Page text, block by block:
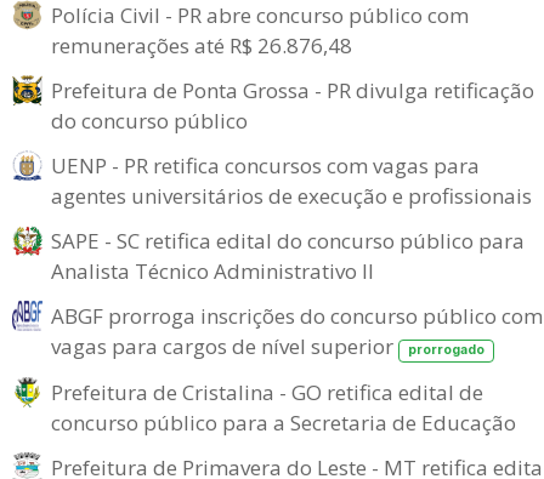
Polícia Civil - PR abre concurso público com
remunerações até R$ 26.876,48
Prefeitura de Ponta Grossa - PR divulga retificação
do concurso público
UENP - PR retifica concursos com vagas para
agentes universitários de execução e profissionais
SAPE - SC retifica edital do concurso público para
Analista Técnico Administrativo II
ABGF prorroga inscrições do concurso público com
vagas para cargos de nível superior
prorrogado
Prefeitura de Cristalina - GO retifica edital de
concurso público para a Secretaria de Educação
Prefeitura de Primavera do Leste - MT retifica